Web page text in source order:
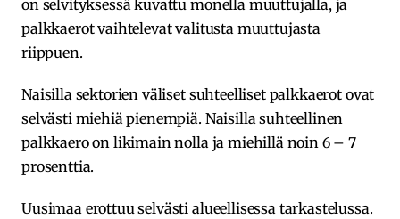
on selvityksessä kuvattu monella muuttujalla, ja
palkkaerot vaihtelevat valitusta muuttujasta
riippuen.
Naisilla sektorien väliset suhteelliset palkkaerot ovat
selvästi miehiä pienempiä. Naisilla suhteellinen
palkkaero on likimain nolla ja miehillä noin 6 – 7
prosenttia.
Uusimaa erottuu selvästi alueellisessa tarkastelussa.